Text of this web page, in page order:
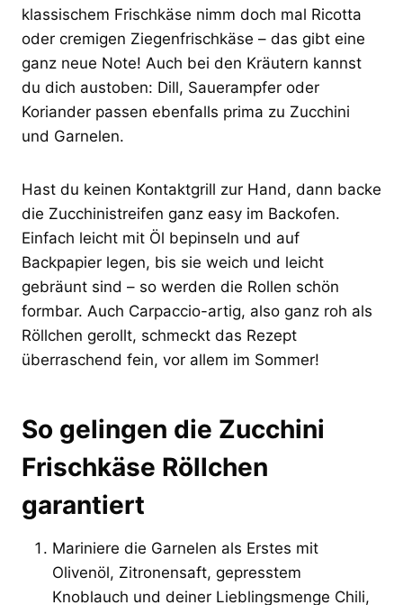
klassischem Frischkäse nimm doch mal Ricotta
oder cremigen Ziegenfrischkäse – das gibt eine
ganz neue Note! Auch bei den Kräutern kannst
du dich austoben: Dill, Sauerampfer oder
Koriander passen ebenfalls prima zu Zucchini
und Garnelen.
Hast du keinen Kontaktgrill zur Hand, dann backe
die Zucchinistreifen ganz easy im Backofen.
Einfach leicht mit Öl bepinseln und auf
Backpapier legen, bis sie weich und leicht
gebräunt sind – so werden die Rollen schön
formbar. Auch Carpaccio-artig, also ganz roh als
Röllchen gerollt, schmeckt das Rezept
überraschend fein, vor allem im Sommer!
So gelingen die Zucchini
Frischkäse Röllchen
garantiert
Mariniere die Garnelen als Erstes mit
Olivenöl, Zitronensaft, gepresstem
Knoblauch und deiner Lieblingsmenge Chili,